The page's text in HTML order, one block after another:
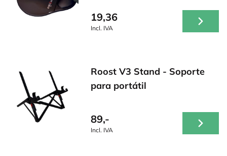
19,36
Incl. IVA
Roost V3 Stand - Soporte
para portátil
89,-
Incl. IVA